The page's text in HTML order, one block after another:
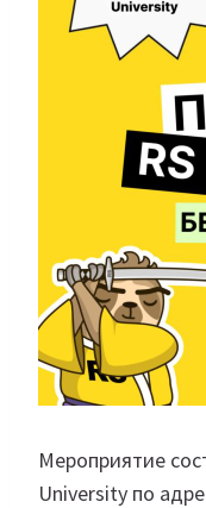
Мероприятие
University по